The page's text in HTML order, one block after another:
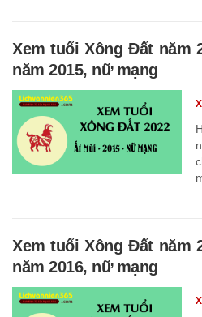
Xem tuổi Xông Đất năm
năm 2015, nữ mạng
Xem tuổi Xông Đất năm
năm 2016, nữ mạng